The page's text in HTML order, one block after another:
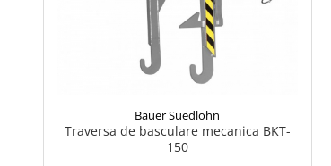
Bauer Suedlohn
Traversa de basculare mecanica BKT-
150